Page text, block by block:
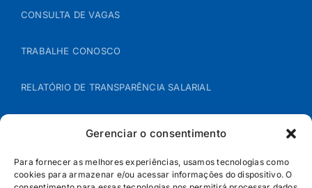
Gerenciar o consentimento
Para fornecer as melhores experiências, usamos tecnologias como
cookies para armazenar e/ou acessar informações do dispositivo. O
CONSULTA DE VAGAS
TRABALHE CONOSCO
RELATÓRIO DE TRANSPARÊNCIA SALARIAL
POLÍTICA DE COOKIES